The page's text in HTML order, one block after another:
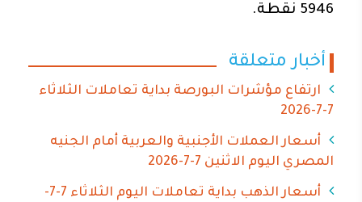
5946 نقطة.
أخبار متعلقة
ارتفاع مؤشرات البورصة بداية تعاملات الثلاثاء
7-7-2026
أسعار العملات الأجنبية والعربية أمام الجنيه
المصري اليوم الاثنين 7-7-2026
أسعار الذهب بداية تعاملات اليوم الثلاثاء 7-7-